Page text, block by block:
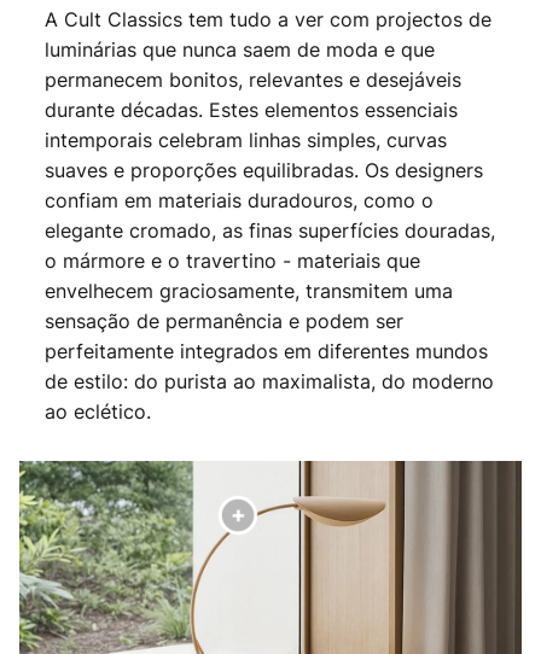
A Cult Classics tem tudo a ver com projectos de
luminárias que nunca saem de moda e que
permanecem bonitos, relevantes e desejáveis
durante décadas. Estes elementos essenciais
intemporais celebram linhas simples, curvas
suaves e proporções equilibradas. Os designers
confiam em materiais duradouros, como o
elegante cromado, as finas superfícies douradas,
o mármore e o travertino - materiais que
envelhecem graciosamente, transmitem uma
sensação de permanência e podem ser
perfeitamente integrados em diferentes mundos
de estilo: do purista ao maximalista, do moderno
ao eclético.